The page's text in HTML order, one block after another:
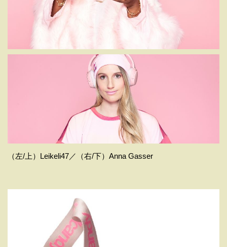
（左/上）Leikeli47／（右/下）Anna Gasser